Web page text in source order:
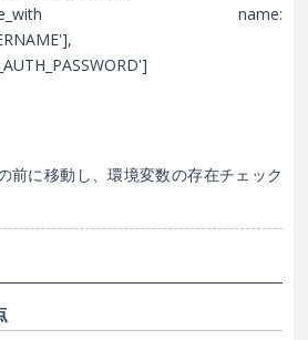
name:
前に移動し、環境変数の存在チェック